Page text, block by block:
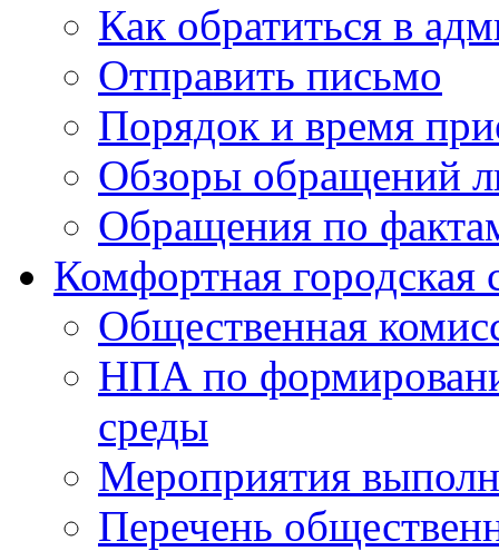
Как обратиться в
Отправить письмо
Порядок и время
Обзоры обращений
Обращения по
Комфортная городская
Общественная
НПА по
среды
Мероприятия
Перечень